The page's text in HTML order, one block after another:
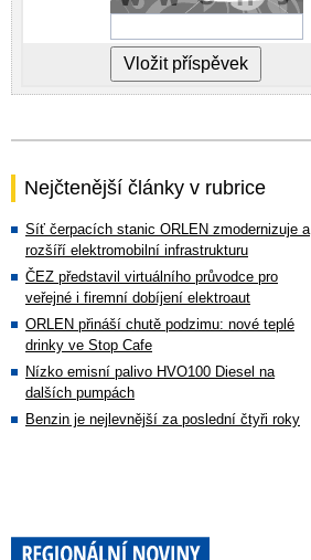
Nejčtenější články v rubrice
Síť čerpacích stanic ORLEN zmodernizuje a
rozšíří elektromobilní infrastrukturu
ČEZ představil virtuálního průvodce pro
veřejné i firemní dobíjení elektroaut
ORLEN přináší chutě podzimu: nové teplé
drinky ve Stop Cafe
Nízko emisní palivo HVO100 Diesel na
dalších pumpách
Benzin je nejlevnější za poslední čtyři roky